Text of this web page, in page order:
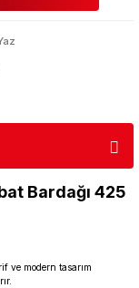
Bardağı 425
ve modern tasarım